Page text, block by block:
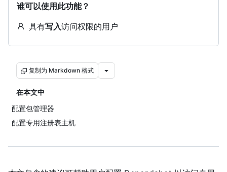
谁可以使用此功能？
具有写入访问权限的用户
复制为 Markdown 格式
在本文中
配置包管理器
配置专用注册表主机